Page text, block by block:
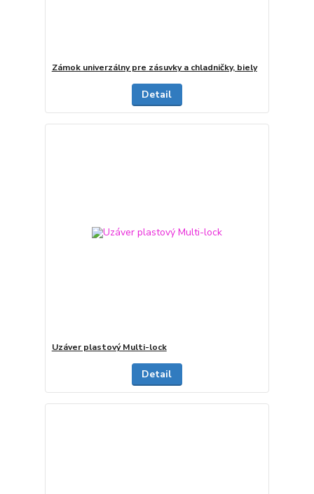
Zámok univerzálny pre zásuvky a chladničky, biely
Detail
Uzáver plastový Multi-lock
Detail